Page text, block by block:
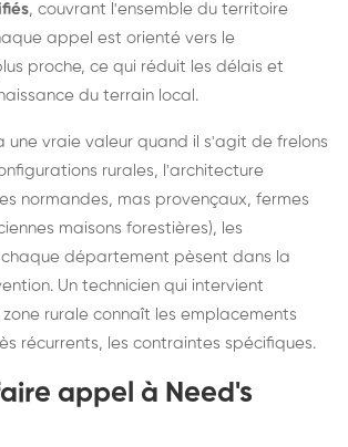
, couvrant l'ensemble du territoire
appel est orienté vers le
proche, ce qui réduit les délais et
du terrain local.
une vraie valeur quand il s'agit de frelons
rurales, l'architecture
normandes, mas provençaux, fermes
maisons forestières), les
département pèsent dans la
Un technicien qui intervient
rurale connaît les emplacements
récurrents, les contraintes spécifiques.
appel à Need's